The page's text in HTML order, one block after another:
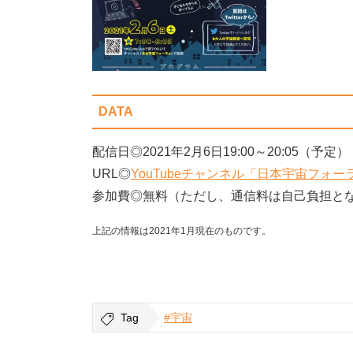
DATA
配信日◎2021年2月6日19:00～20:05（予定）
URL◎YouTubeチャンネル「日本宇宙フォー
参加費◎無料（ただし、通信料は自己負担と
上記の情報は2021年1月現在のものです。
Tag #宇宙